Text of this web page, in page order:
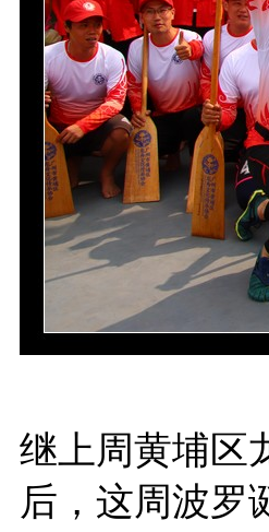
继上周黄埔区
后，这周波罗